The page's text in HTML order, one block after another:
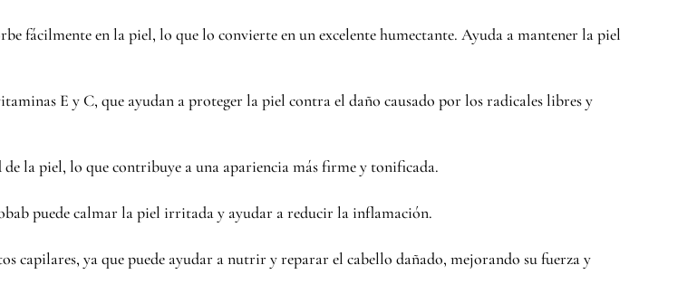
fácilmente en la piel, lo que lo convierte en un excelente humectante. Ayuda a mantener la piel
E y C, que ayudan a proteger la piel contra el daño causado por los radicales libres y
la piel, lo que contribuye a una apariencia más firme y tonificada.
puede calmar la piel irritada y ayudar a reducir la inflamación.
capilares, ya que puede ayudar a nutrir y reparar el cabello dañado, mejorando su fuerza y